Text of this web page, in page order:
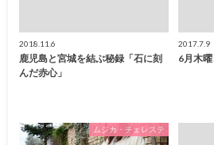
2018.11.6
鹿児島と宮城を結ぶ秘録「石に刻
んだ赤心」
2017.7.9
6月木
ムジカ・チェレステ